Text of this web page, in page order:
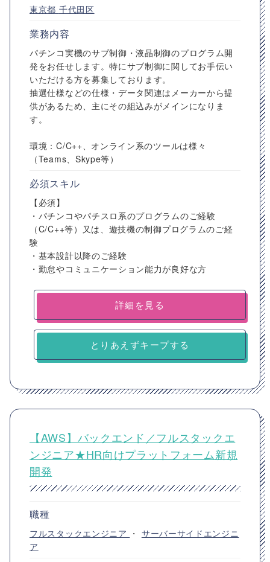
東京都 千代田区
業務内容
パチンコ実機のサブ制御・液晶制御のプログラム開
発をお任せします。特にサブ制御に関してお手伝い
いただける方を募集しております。
抽選仕様などの仕様・データ関連はメーカーから提
供があるため、主にその組込みがメインになりま
す。
環境：C/C++、オンライン系のツールは様々
（Teams、Skype等）
必須スキル
【必須】
・パチンコやパチスロ系のプログラムのご経験
（C/C++等）又は、遊技機の制御プログラムのご経
験
・基本設計以降のご経験
・勤怠やコミュニケーション能力が良好な方
詳細を見る
とりあえずキープする
【AWS】バックエンド／フルスタックエ
ンジニア★HR向けプラットフォーム新規
開発
職種
フルスタックエンジニア ・ サーバーサイドエンジニ
ア